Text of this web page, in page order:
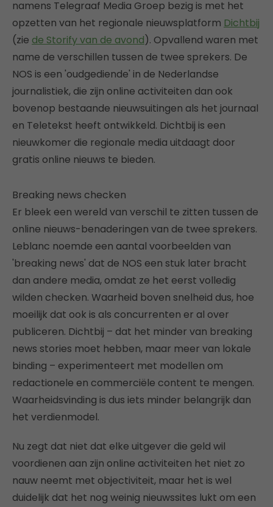
namens Telegraaf Media Groep bezig is met het
opzetten van het regionale nieuwsplatform Dichtbij
(zie de Storify van de avond). Opvallend waren met
name de verschillen tussen de twee sprekers. De
NOS is een 'oudgediende' in de Nederlandse
journalistiek, die zijn online activiteiten dan ook
bovenop bestaande nieuwsuitingen als het journaal
en Teletekst heeft ontwikkeld. Dichtbij is een
nieuwkomer die regionale media uitdaagt door
gratis online nieuws te bieden.
Breaking news checken
Er bleek een wereld van verschil te zitten tussen de
online nieuws-benaderingen van de twee sprekers.
Leblanc noemde een aantal voorbeelden van
'breaking news' dat de NOS een stuk later bracht
dan andere media, omdat ze het eerst volledig
wilden checken. Waarheid boven snelheid dus, hoe
moeilijk dat ook is als concurrenten er al over
publiceren. Dichtbij – dat het minder van breaking
news stories moet hebben, maar meer van lokale
binding – experimenteert met modellen om
redactionele en commerciële content te mengen.
Waarheidsvinding is dus iets minder belangrijk dan
het verdienmodel.
Nu zegt dat niet dat elke uitgever die geld wil
voordienen aan zijn online activiteiten het niet zo
nauw neemt met objectiviteit, maar het is wel
duidelijk dat het nog weinig nieuwssites lukt om een